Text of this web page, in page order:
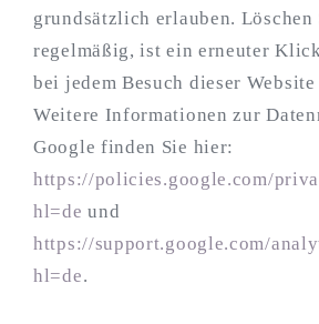
grundsätzlich erlauben. Löschen
regelmäßig, ist ein erneuter
bei jedem Besuch dieser
Weitere Informationen zur
Google finden Sie hier:
https://policies.google.com/
hl=de und
https://support.google.com/
hl=de.